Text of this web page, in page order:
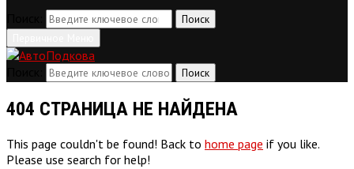
Поиск
Поиск
404 СТРАНИЦА НЕ НАЙДЕНА
This page couldn't be found! Back to home page if you like.
Please use search for help!